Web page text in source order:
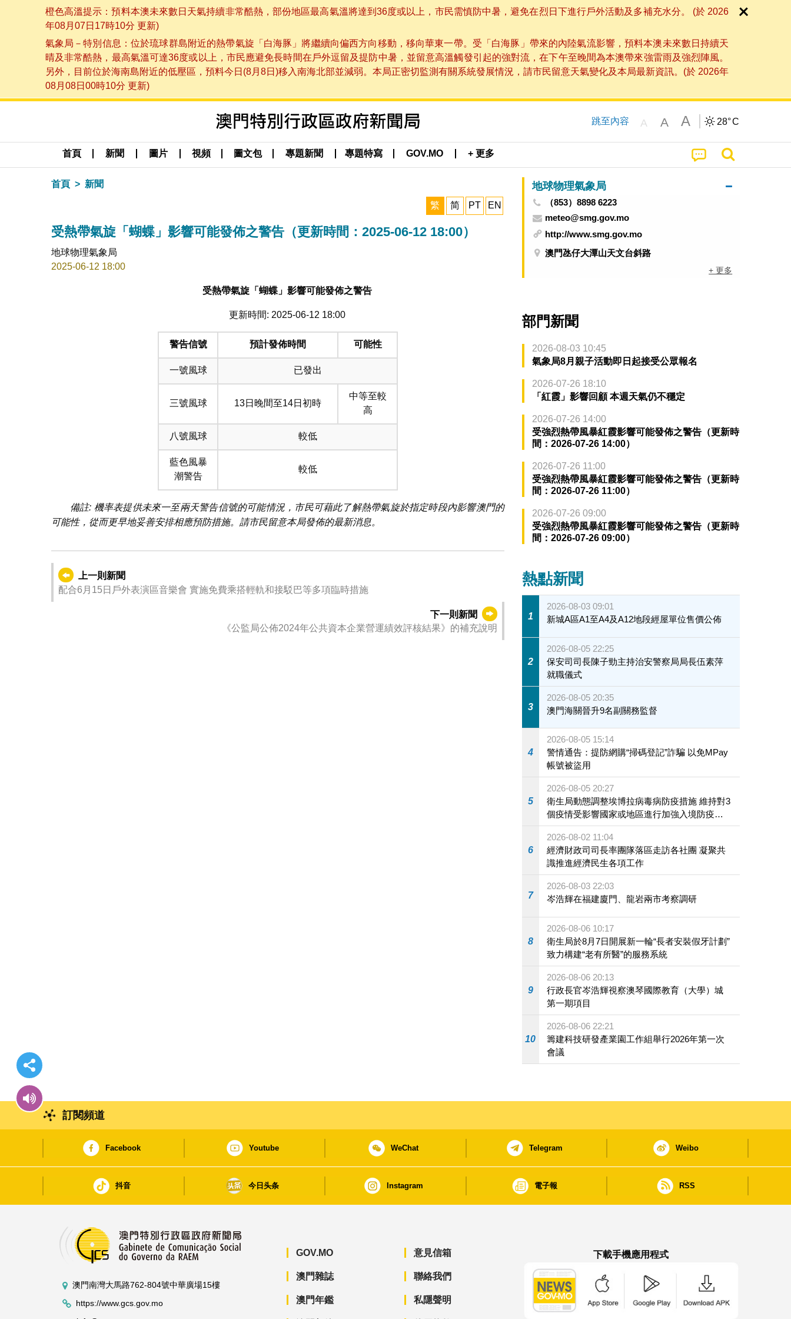
橙色高溫提示：預料本澳未來數日天氣持續非常酷熱，部份地區最高氣溫將達到36度或以上，市民需慎防中暑，避免在烈日下進行戶外活動及多補充水分。 (於 2026
年08月07日17時10分 更新)
氣象局－特別信息：位於琉球群島附近的熱帶氣旋「白海豚」將繼續向偏西方向移動，移向華東一帶。受「白海豚」帶來的內陸氣流影響，預料本澳未來數日持續天
晴及非常酷熱，最高氣溫可達36度或以上，市民應避免長時間在戶外逗留及提防中暑，並留意高溫觸發引起的強對流，在下午至晚間為本澳帶來強雷雨及強烈陣風。
另外，目前位於海南島附近的低壓區，預料今日(8月8日)移入南海北部並減弱。本局正密切監測有關系統發展情況，請市民留意天氣變化及本局最新資訊。(於 2026年
08月08日00時10分 更新)
跳至內容 A A A 28°C
首頁 新聞 圖片 視頻 圖文包 專題新聞 專題特寫 GOV.MO + 更多
首頁 新聞
繁 简 PT EN
受熱帶氣旋「蝴蝶」影響可能發佈之警告（更新時間：2025-06-12 18:00）
地球物理氣象局
2025-06-12 18:00
受熱帶氣旋「蝴蝶」影響可能發佈之警告
更新時間: 2025-06-12 18:00
警告信號 預計發佈時間 可能性
一號風球 已發出
三號風球 13日晚間至14日初時
中等至較
高
八號風球 較低
藍色風暴
潮警告
較低
備註: 機率表提供未來一至兩天警告信號的可能情況，市民可藉此了解熱帶氣旋於指定時段內影響澳門的
可能性，從而更早地妥善安排相應預防措施。請市民留意本局發佈的最新消息。
上一則新聞
配合6月15日戶外表演區音樂會 實施免費乘搭輕軌和接駁巴等多項臨時措施
下一則新聞
《公監局公佈2024年公共資本企業營運績效評核結果》的補充說明
地球物理氣象局
（853）8898 6223
meteo@smg.gov.mo
http://www.smg.gov.mo
澳門氹仔大潭山天文台斜路
+ 更多
部門新聞
2026-08-03 10:45
氣象局8月親子活動即日起接受公眾報名
2026-07-26 18:10
「紅霞」影響回顧 本週天氣仍不穩定
2026-07-26 14:00
受強烈熱帶風暴紅霞影響可能發佈之警告（更新時
間：2026-07-26 14:00）
2026-07-26 11:00
受強烈熱帶風暴紅霞影響可能發佈之警告（更新時
間：2026-07-26 11:00）
2026-07-26 09:00
受強烈熱帶風暴紅霞影響可能發佈之警告（更新時
間：2026-07-26 09:00）
熱點新聞
1
2026-08-03 09:01
新城A區A1至A4及A12地段經屋單位售價公佈
2
2026-08-05 22:25
保安司司長陳子勁主持治安警察局局長伍素萍
就職儀式
3
2026-08-05 20:35
澳門海關晉升9名副關務監督
4
2026-08-05 15:14
警情通告：提防網購“掃碼登記”詐騙 以免MPay
帳號被盜用
5
2026-08-05 20:27
衛生局動態調整埃博拉病毒病防疫措施 維持對3
個疫情受影響國家或地區進行加強入境防疫措
施
6
2026-08-02 11:04
經濟財政司司長率團隊落區走訪各社團 凝聚共
識推進經濟民生各項工作
7
2026-08-03 22:03
岑浩輝在福建廈門、龍岩兩市考察調研
8
2026-08-06 10:17
衛生局於8月7日開展新一輪“長者安裝假牙計劃”
致力構建“老有所醫”的服務系統
9
2026-08-06 20:13
行政長官岑浩輝視察澳琴國際教育（大學）城
第一期項目
10
2026-08-06 22:21
籌建科技研發產業園工作組舉行2026年第一次
會議
訂閱頻道
Facebook Youtube WeChat Telegram Weibo
抖音 今日头条 Instagram 電子報 RSS
澳門南灣大馬路762-804號中華廣場15樓
https://www.gcs.gov.mo
GOV.MO
澳門雜誌
澳門年鑑
意見信箱
聯絡我們
私隱聲明
下載手機應用程式